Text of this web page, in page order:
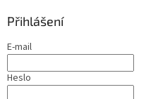
Přihlášení
E-mail
Heslo